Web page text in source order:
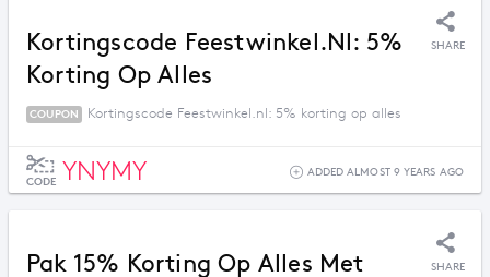
Kortingscode Feestwinkel.nl: 5%
Korting Op Alles
SHARE
COUPON Kortingscode Feestwinkel.nl: 5% korting op alles
CODE YNYMY ADDED ALMOST 9 YEARS AGO
Pak 15% Korting Op Alles Met
SHARE